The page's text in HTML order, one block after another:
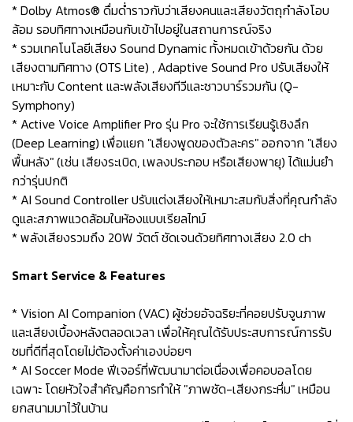
* Dolby Atmos® ดื่มด่ำราวกับว่าเสียงคนและเสียงวัตถุกำลังโอบ
ล้อม รอบทิศทางเหมือนกับเข้าไปอยู่ในสถานการณ์จริง
* รวมเทคโนโลยีเสียง Sound Dynamic ทั้งหมดเข้าด้วยกัน ด้วย
เสียงตามทิศทาง (OTS Lite) , Adaptive Sound Pro ปรับเสียงให้
เหมาะกับ Content และพลังเสียงทีวีและซาวบาร์รวมกัน (Q-
Symphony)
* Active Voice Amplifier Pro รุ่น Pro จะใช้การเรียนรู้เชิงลึก
(Deep Learning) เพื่อแยก "เสียงพูดของตัวละคร" ออกจาก "เสียง
พื้นหลัง" (เช่น เสียงระเบิด, เพลงประกอบ หรือเสียงพายุ) ได้แม่นยำ
กว่ารุ่นปกติ
* AI Sound Controller ปรับแต่งเสียงให้เหมาะสมกับสิ่งที่คุณกำลัง
ดูและสภาพแวดล้อมในห้องแบบเรียลไทม์
* พลังเสียงรวมถึง 20W วัตต์ ชัดเจนด้วยทิศทางเสียง 2.0 ch
Smart Service & Features
* Vision AI Companion (VAC) ผู้ช่วยอัจฉริยะที่คอยปรับจูนภาพ
และเสียงเบื้องหลังตลอดเวลา เพื่อให้คุณได้รับประสบการณ์การรับ
ชมที่ดีที่สุดโดยไม่ต้องตั้งค่าเองบ่อยๆ
* AI Soccer Mode ฟีเจอร์ที่พัฒนามาต่อเนื่องเพื่อคอบอลโดย
เฉพาะ โดยหัวใจสำคัญคือการทำให้ "ภาพชัด-เสียงกระหึ่ม" เหมือน
ยกสนามมาไว้ในบ้าน